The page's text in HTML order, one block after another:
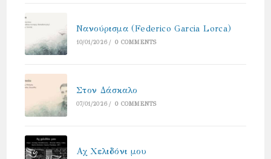
Νανούρισμα (Federico Garcia Lorca)
10/01/2026 / 0 COMMENTS
Στον Δάσκαλο
07/01/2026 / 0 COMMENTS
Αχ Χελιδόνι μου